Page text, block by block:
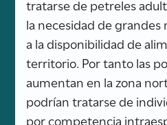
tratarse de petreles
la necesidad de
a la disponibilidad de
territorio. Por tanto las
aumentan en la zona
podrían tratarse de
por competencia